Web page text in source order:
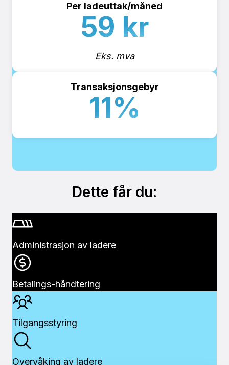
Per ladeuttak/måned
59 kr
Eks. mva
Transaksjonsgebyr
11%
Dette får du:
Administrasjon av ladere
Betalings-håndtering
Tilgangsstyring
Overvåking av ladere